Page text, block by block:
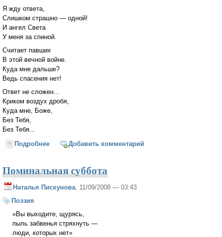
Я жду ответа,
Слишком страшно — одной!
И ангел Света
У меня за спиной.
Считает павших
В этой вечной войне.
Куда мне дальше?
Ведь спасения нет!
Ответ не сложен...
Криком воздух дробя,
Куда мне, Боже,
Без Тебя,
Без Тебя...
Подробнее о ЧашаДобавить комментарий
Поминальная суббота
Наталья Пискунова, 11/09/2008 — 03:43
Поэзия
«Вы выходите, щурясь,
пыль забвенья стряхнуть —
люди, которых нет»